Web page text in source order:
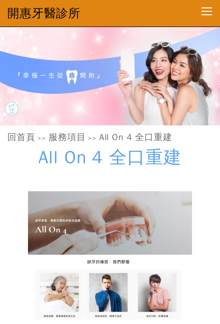
開惠牙醫診所
回首頁 >> 服務項目 >> All On 4 全口重建
All On 4 全口重建